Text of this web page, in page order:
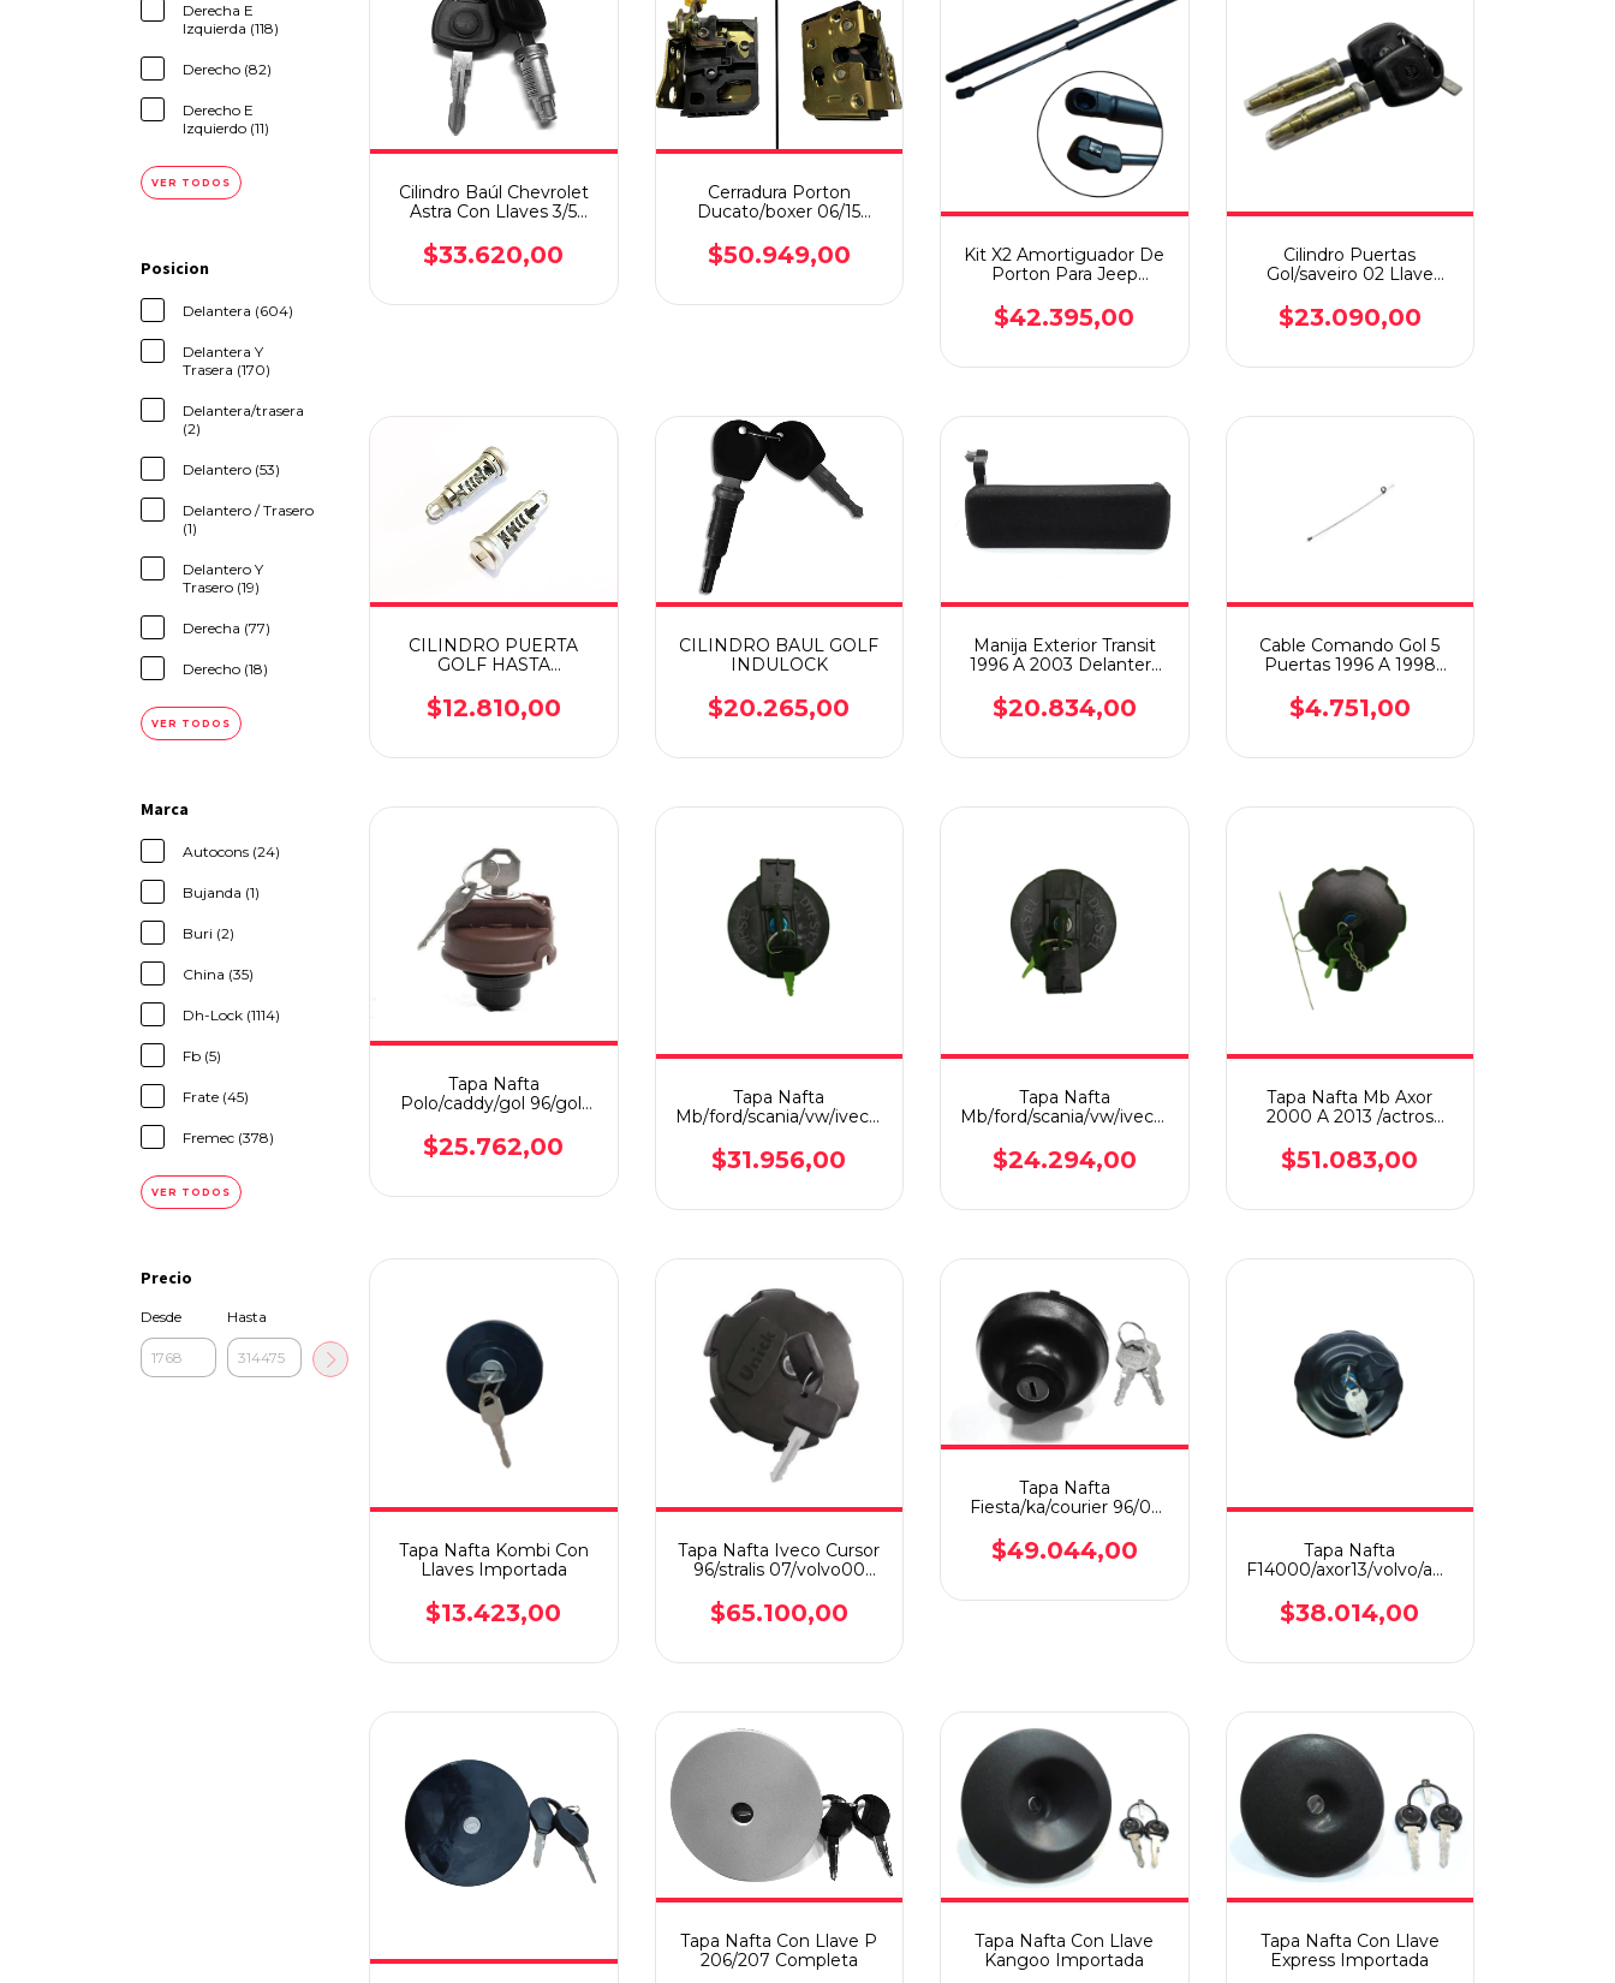
Derecha E
Izquierda (118)
Derecho (82)
Derecho E
Izquierdo (11)
VER TODOS
Posicion
Delantera (604)
Delantera Y
Trasera (170)
Delantera/trasera
(2)
Delantero (53)
Delantero / Trasero
(1)
Delantero Y
Trasero (19)
Derecha (77)
Derecho (18)
VER TODOS
Marca
Autocons (24)
Bujanda (1)
Buri (2)
China (35)
Dh-Lock (1114)
Fb (5)
Frate (45)
Fremec (378)
VER TODOS
Precio
Desde Hasta
Cilindro Baúl Chevrolet
Astra Con Llaves 3/5
$33.620,00
Cerradura Porton
Ducato/boxer 06/15
$50.949,00
Kit X2 Amortiguador De
Porton Para Jeep
$42.395,00
Cilindro Puertas
Gol/saveiro 02 Llave
$23.090,00
CILINDRO PUERTA
GOLF HASTA
2000 VACIO
$12.810,00
CILINDRO BAUL GOLF
INDULOCK
$20.265,00
Manija Exterior Transit
1996 A 2003 Delantera
Delantera
$20.834,00
Cable Comando Gol 5
Puertas 1996 A 1998
$4.751,00
Tapa Nafta
Polo/caddy/gol 96/golf
$25.762,00
Tapa Nafta
Mb/ford/scania/vw/iveco/volvo
$31.956,00
Tapa Nafta
Mb/ford/scania/vw/iveco/volvo
$24.294,00
Tapa Nafta Mb Axor
2000 A 2013 /actros
$51.083,00
Tapa Nafta Kombi Con
Llaves Importada
$13.423,00
Tapa Nafta Iveco Cursor
96/stralis 07/volvo00
$65.100,00
Tapa Nafta
Fiesta/ka/courier 96/01
$49.044,00
Tapa Nafta
F14000/axor13/volvo/agrale
$38.014,00
Tapa Nafta Con Llave P
206/207 Completa
Tapa Nafta Con Llave
Kangoo Importada
Tapa Nafta Con Llave
Express Importada